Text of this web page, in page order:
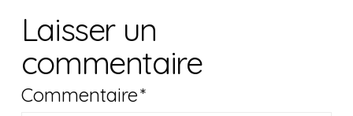
Laisser un
commentaire
Commentaire*